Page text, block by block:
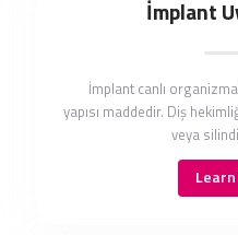
İmplant
İmplant canlı
yapısı maddedir. Diş
veya